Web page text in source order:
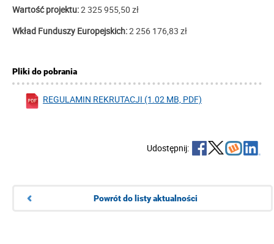
Wartość projektu:2 325 955,50 zł
Wkład Funduszy Europejskich:2 256 176,83 zł
Pliki do pobrania
REGULAMIN REKRUTACJI (1.02 MB, PDF)
Udostępnij:
Powrót do listy aktualności